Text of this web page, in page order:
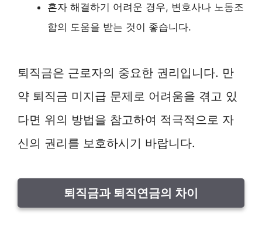
혼자 해결하기 어려운 경우, 변호사나 노동조
합의 도움을 받는 것이 좋습니다.
퇴직금은 근로자의 중요한 권리입니다. 만
약 퇴직금 미지급 문제로 어려움을 겪고 있
다면 위의 방법을 참고하여 적극적으로 자
신의 권리를 보호하시기 바랍니다.
퇴직금과 퇴직연금의 차이